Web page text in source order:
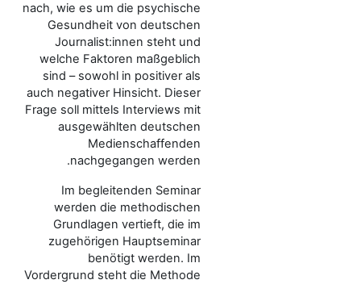
nach, wie es um die psychische
Gesundheit von deutschen
Journalist:innen steht und
welche Faktoren maßgeblich
sind – sowohl in positiver als
auch negativer Hinsicht. Dieser
Frage soll mittels Interviews mit
ausgewählten deutschen
Medienschaffenden
nachgegangen werden.
Im begleitenden Seminar
werden die methodischen
Grundlagen vertieft, die im
zugehörigen Hauptseminar
benötigt werden. Im
Vordergrund steht die Methode